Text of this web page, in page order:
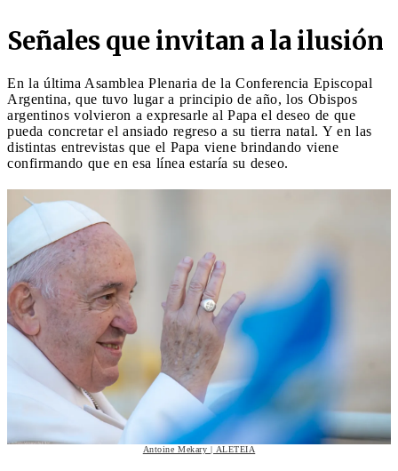
Señales que invitan a la ilusión
En la última Asamblea Plenaria de la Conferencia Episcopal
Argentina, que tuvo lugar a principio de año, los Obispos
argentinos volvieron a expresarle al Papa el deseo de que
pueda concretar el ansiado regreso a su tierra natal. Y en las
distintas entrevistas que el Papa viene brindando viene
confirmando que en esa línea estaría su deseo.
Antoine Mekary | ALETEIA